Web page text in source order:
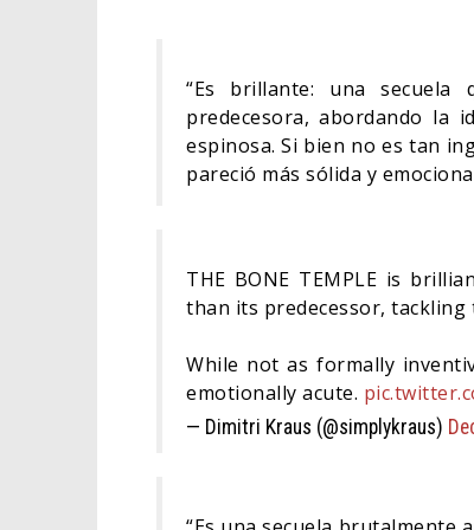
“Es brillante: una
predecesora, abordando la
espinosa. Si bien no es tan
pareció más sólida y
THE BONE TEMPLE is
than its predecessor,
While not as formally
emotionally acute.
— Dimitri Kraus (@simplykraus)